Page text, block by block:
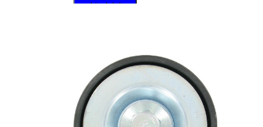
vehiculul dvs.